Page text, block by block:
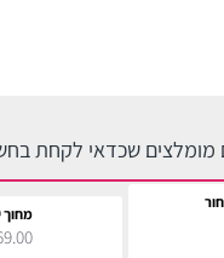
מומלצים שכדאי לקחת
מחוך